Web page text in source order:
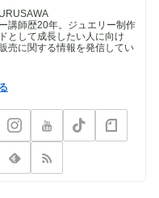
講師歴20年。ジュエリー制作
として成長したい人に向け
売に関する情報を発信してい